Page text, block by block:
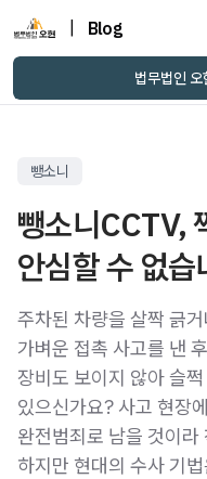
Blog
법무법인
뺑소니
뺑소니CCTV,
안심할 수 없습
주차된 차량을 살짝 긁
가벼운 접촉 사고를 낸
장비도 보이지 않아 슬
있으신가요? 사고 현장
완전범죄로 남을 것이
하지만 현대의 수사 기